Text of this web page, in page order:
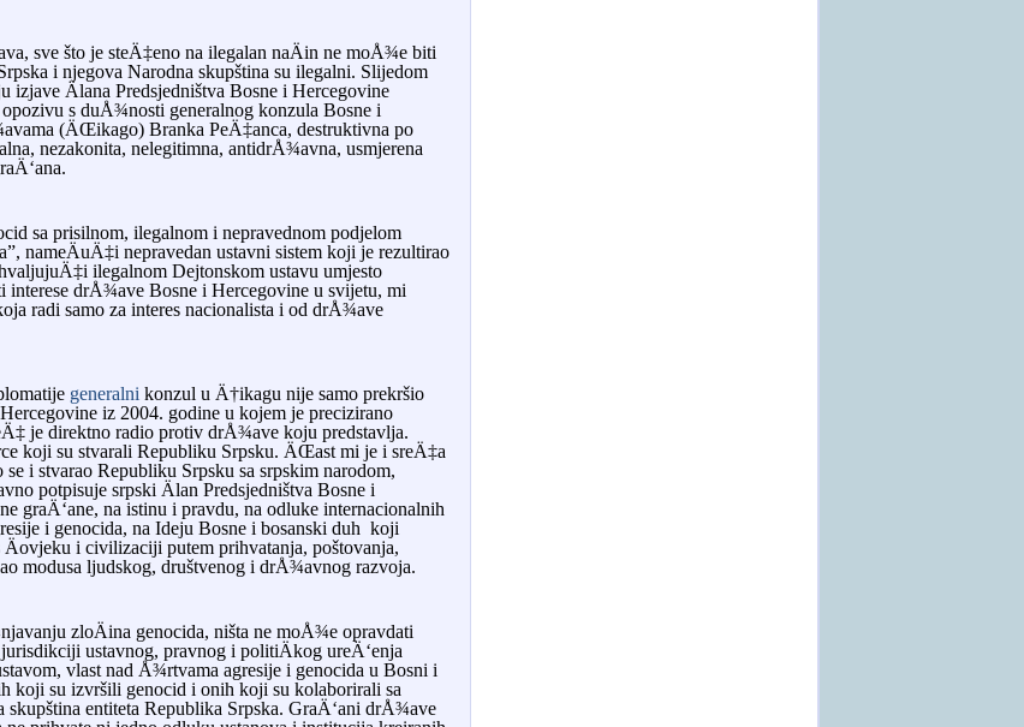
sve što je steÄ‡eno na ilegalan naÄin ne moÅ¾e biti
i njegova Narodna skupština su ilegalni. Slijedom
Älana Predsjedništva Bosne i Hercegovine
s duÅ¾nosti generalnog konzula Bosne i
(ÄŒikago) Branka PeÄ‡anca, destruktivna po
nezakonita, nelegitimna, antidrÅ¾avna, usmjerena
sa prisilnom, ilegalnom i nepravednom podjelom
nameÄuÄ‡i nepravedan ustavni sistem koji je rezultirao
ilegalnom Dejtonskom ustavu umjesto
drÅ¾ave Bosne i Hercegovine u svijetu, mi
radi samo za interes nacionalista i od drÅ¾ave
generalni konzul u Ä†ikagu nije samo prekršio
iz 2004. godine u kojem je precizirano
je direktno radio protiv drÅ¾ave koju predstavlja.
koji su stvarali Republiku Srpsku. ÄŒast mi je i sreÄ‡a
i stvarao Republiku Srpsku sa srpskim narodom,
potpisuje srpski Älan Predsjedništva Bosne i
graÄ‘ane, na istinu i pravdu, na odluke internacionalnih
i genocida, na Ideju Bosne i bosanski duh koji
i civilizaciji putem prihvatanja, poštovanja,
modusa ljudskog, društvenog i drÅ¾avnog razvoja.
zloÄina genocida, ništa ne moÅ¾e opravdati
ustavnog, pravnog i politiÄkog ureÄ‘enja
vlast nad Å¾rtvama agresije i genocida u Bosni i
koji su izvršili genocid i onih koji su kolaborirali sa
skupština entiteta Republika Srpska. GraÄ‘ani drÅ¾ave